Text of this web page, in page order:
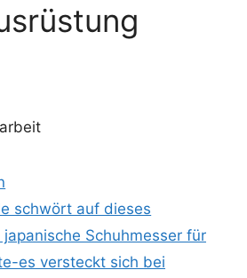
schwört auf dieses
Schuhmesser für
es versteckt sich bei